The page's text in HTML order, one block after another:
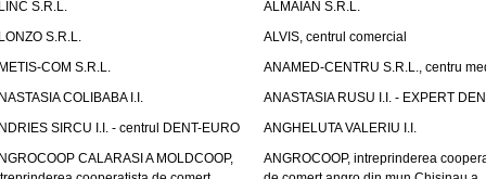
S.R.L.
ALMAIAN S.R.L.
S.R.L.
ALVIS, centrul comercial
COM S.R.L.
ANAMED-CENTRU S.R.L., centru
COLIBABA I.I.
ANASTASIA RUSU I.I. - EXPERT
SIRCU I.I. - centrul DENT-EURO
ANGHELUTA VALERIU I.I.
CALARASI A MOLDCOOP,
ANGROCOOP, intreprinderea